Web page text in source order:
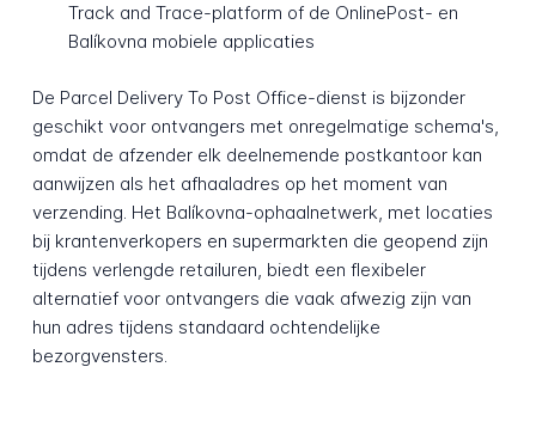
Track and Trace-platform of de OnlinePost- en
Balíkovna mobiele applicaties
De Parcel Delivery To Post Office-dienst is bijzonder
geschikt voor ontvangers met onregelmatige schema's,
omdat de afzender elk deelnemende postkantoor kan
aanwijzen als het afhaaladres op het moment van
verzending. Het Balíkovna-ophaalnetwerk, met locaties
bij krantenverkopers en supermarkten die geopend zijn
tijdens verlengde retailuren, biedt een flexibeler
alternatief voor ontvangers die vaak afwezig zijn van
hun adres tijdens standaard ochtendelijke
bezorgvensters.